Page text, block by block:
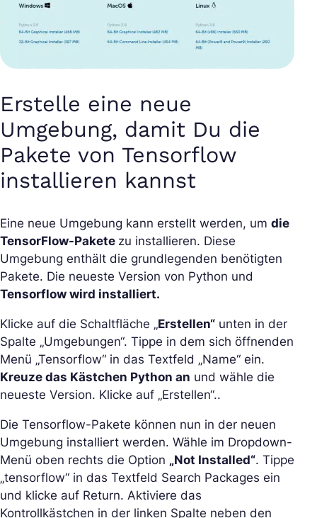
Erstelle eine neue
Umgebung, damit Du die
Pakete von Tensorflow
installieren kannst
Eine neue Umgebung kann erstellt werden, um die
TensorFlow-Pakete zu installieren. Diese
Umgebung enthält die grundlegenden benötigten
Pakete. Die neueste Version von Python und
Tensorflow wird installiert.
Klicke auf die Schaltfläche „Erstellen“ unten in der
Spalte „Umgebungen“. Tippe in dem sich öffnenden
Menü „Tensorflow“ in das Textfeld „Name“ ein.
Kreuze das Kästchen Python an und wähle die
neueste Version. Klicke auf „Erstellen“..
Die Tensorflow-Pakete können nun in der neuen
Umgebung installiert werden. Wähle im Dropdown-
Menü oben rechts die Option „Not Installed“. Tippe
„tensorflow“ in das Textfeld Search Packages ein
und klicke auf Return. Aktiviere das
Kontrollkästchen in der linken Spalte neben den